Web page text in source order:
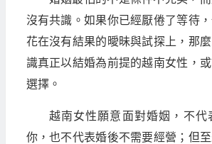
沒有共識。如果你已經厭倦了等待
花在沒有結果的曖昧與試探上，那
識真正以結婚為前提的越南女性，
選擇。
越南女性願意面對婚姻，不代
你，也不代表婚後不需要經營；但